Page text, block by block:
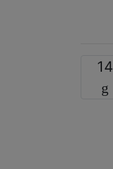
14